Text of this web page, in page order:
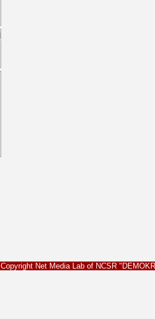
Copyright Net Media Lab of NCSR